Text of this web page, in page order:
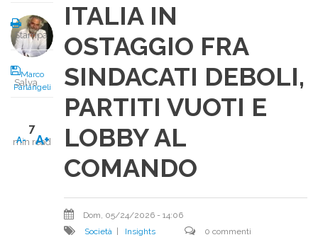
Marco
Parlangeli
7
min read
Stampa
Salva
A- A+
ITALIA IN
OSTAGGIO FRA
SINDACATI DEBOLI,
PARTITI VUOTI E
LOBBY AL
COMANDO
Dom, 05/24/2026 - 14:06
Società
Insights 0 commenti